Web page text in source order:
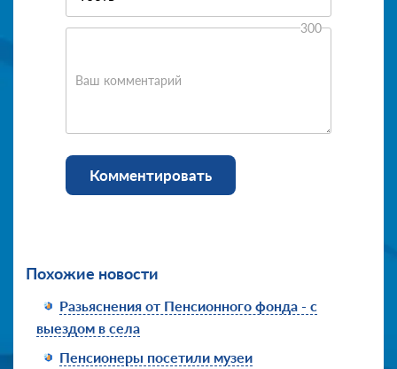
Ваш комментарий
300
Комментировать
Похожие новости
Разьяснения от Пенсионного фонда - с
выездом в села
Пенсионеры посетили музеи